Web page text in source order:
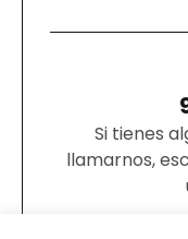
Si tienes
llamarnos,